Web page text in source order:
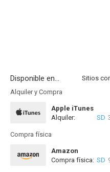
Disponible en...
Alquiler y Compra
Apple iTunes
Alquiler:
SD
Compra física
Amazon
Compra física: SD